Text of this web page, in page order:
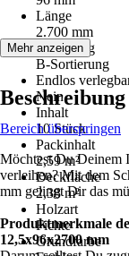
Länge
2.700 mm
Sortierung
B-Sortierung
Endlos
Nein
Inhalt
10 Stück
Packinhalt
2,59 m²
Deckfläche
2,38 m²
Holzart
Fichte
Grundfarbe
Mehr anzeigen
Beschreibung
Bereich überspringen
Möchtest Du Deinem
verleihen? Mit dem
mm gelingt Dir das
Produktmerkmale
12,5x96x2700 mm